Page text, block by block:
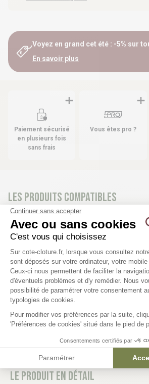
Voyez en grand cet été : -5% sur
En savoir plus
Paiement sécurisé
en plusieurs fois
sans frais
Vous êtes pro ?
Les produits compatibles
15 déclinaisons
Poteau à encoches pour grillage
rigide - WICLOS
21,36 €
Le produit en détail
Continuer sans accepter
Avec ou sans cookies
C'est vous qui choisissez
Plateforme de Gestion
Sur cote-cloture.fr, lorsque vous consultez
sont déposés sur votre ordinateur, votre
Ceux-ci nous permettent de faciliter la
d'éventuels problèmes et d'y remédier. Nous
possibilité de paramétrer votre consentement
typologies de cookies.
Pour modifier vos préférences par la suite,
'Préférences de cookies' situé dans le pied de
Consentements certifiés par
Paramétrer
Axeptio consent